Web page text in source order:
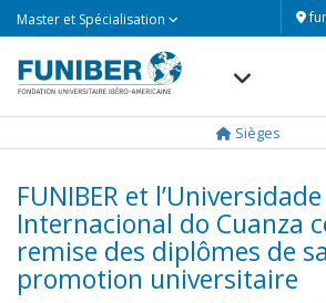
Master et Spécialisation
Sièges
FUNIBER et l’Universidade
Internacional do Cuanza
remise des diplômes de
promotion universitaire